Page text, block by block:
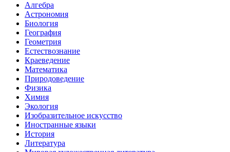
Алгебра
Астрономия
Биология
География
Геометрия
Естествознание
Краеведение
Математика
Природоведение
Физика
Химия
Экология
Изобразительное искусство
Иностранные языки
История
Литература